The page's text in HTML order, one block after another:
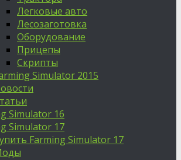
Легковые авто
Лесозаготовка
Оборудование
Прицепы
Скрипты
Simulator 2015
Simulator 16
Simulator 17
Farming Simulator 17